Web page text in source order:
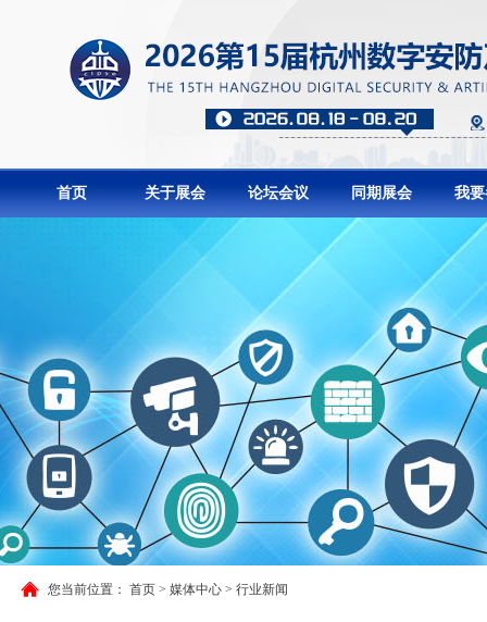
首页 关于展会 论坛会议 同期展会 我
您当前位置： 首页 > 媒体中心 > 行业新闻